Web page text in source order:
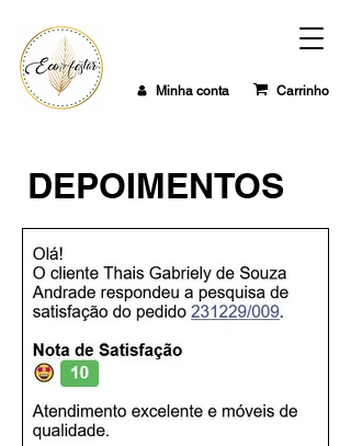
Minha conta Carrinho
DEPOIMENTOS